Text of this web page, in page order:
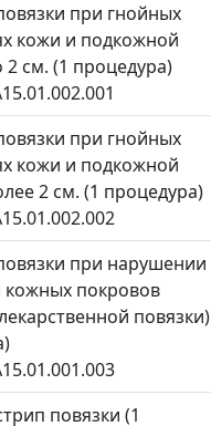
при гнойных
кожи и подкожной
2 см. (1 процедура)
при гнойных
кожи и подкожной
2 см. (1 процедура)
при нарушении
кожных покровов
повязки)
повязки (1